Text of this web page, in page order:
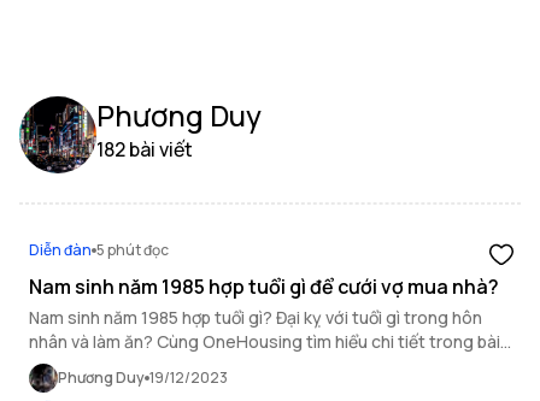
Phương Duy
182 bài viết
Diễn đàn 5 phút đọc
Nam sinh năm 1985 hợp tuổi gì để cưới vợ mua nhà?
Nam sinh năm 1985 hợp tuổi gì? Đại kỵ với tuổi gì trong hôn
nhân và làm ăn? Cùng OneHousing tìm hiểu chi tiết trong bài
viết hôm nay.
Phương Duy 19/12/2023